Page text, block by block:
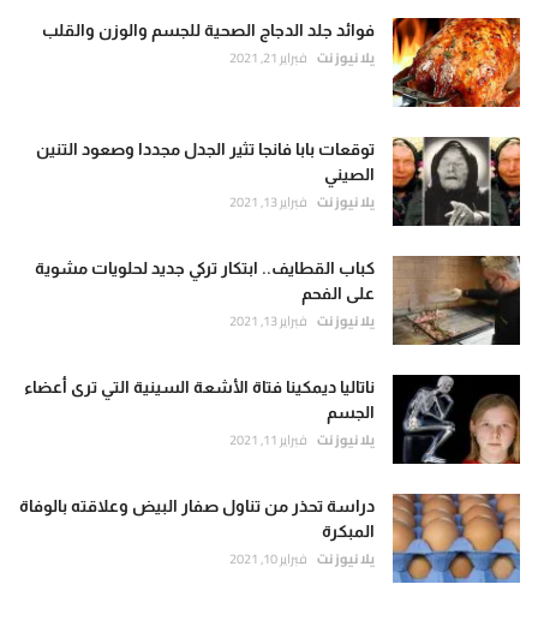
فوائد جلد الدجاج الصحية للجسم والوزن والقلب
يلا نيوز نت فبراير 21, 2021
توقعات بابا فانجا تثير الجدل مجددا وصعود التنين
الصيني
يلا نيوز نت فبراير 13, 2021
كباب القطايف.. ابتكار تركي جديد لحلويات مشوية
على الفحم
يلا نيوز نت فبراير 13, 2021
ناتاليا ديمكينا فتاة الأشعة السينية التي ترى أعضاء
الجسم
يلا نيوز نت فبراير 11, 2021
دراسة تحذر من تناول صفار البيض وعلاقته بالوفاة
المبكرة
يلا نيوز نت فبراير 10, 2021